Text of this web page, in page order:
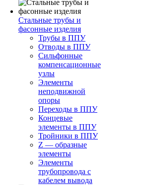
Стальные трубы и
фасонные изделия
Трубы в ППУ
Отводы в ППУ
Сильфонные
компенсационные
узлы
Элементы
неподвижной
опоры
Переходы в ППУ
Концевые
элементы в ППУ
Тройники в ППУ
Z — образные
элементы
Элементы
трубопровода с
кабелем вывода